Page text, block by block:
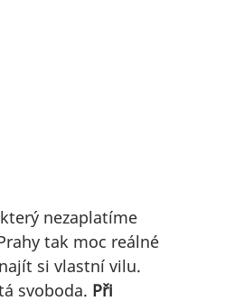
nezaplatíme
tak moc reálné
si vlastní vilu.
svoboda. Při